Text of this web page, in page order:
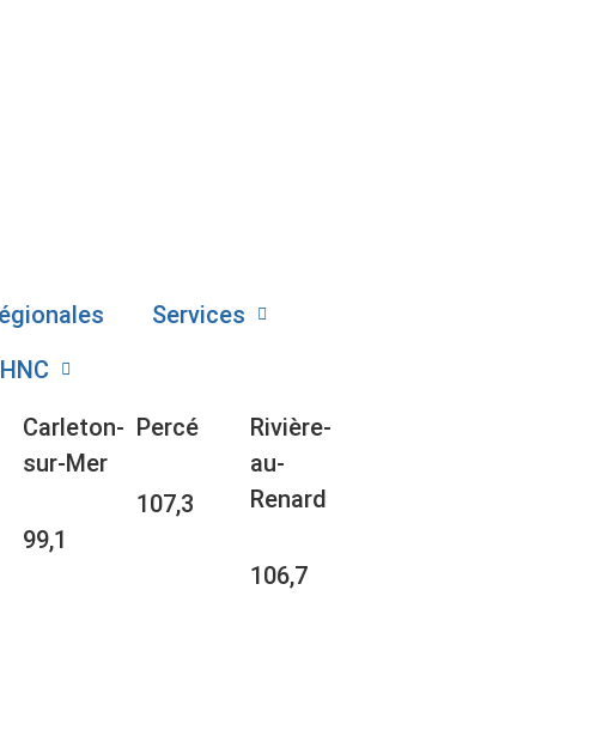
Services
Carleton-
sur-Mer
99,1
Percé
107,3
Rivière-
au-
Renard
106,7